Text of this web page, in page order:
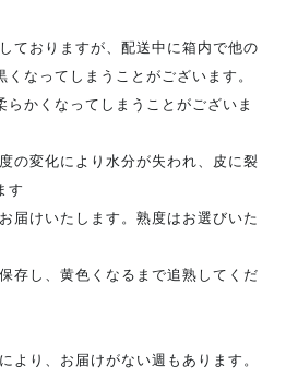
ておりますが、配送中に箱内で他の
なってしまうことがございます。
らかくなってしまうことがございま
の変化により水分が失われ、皮に裂
す
届けいたします。熟度はお選びいた
存し、黄色くなるまで追熟してくだ
より、お届けがない週もあります。